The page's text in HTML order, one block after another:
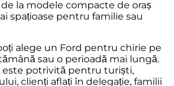
la modele compacte de oraș
spațioase pentru familie sau
alege un Ford pentru chirie pe
sau o perioadă mai lungă.
este potrivită pentru turiști,
clienți aflați în delegație, familii